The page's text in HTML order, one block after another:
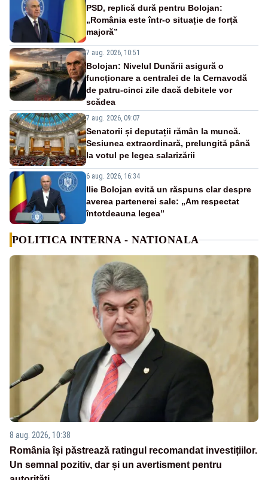
PSD, replică dură pentru Bolojan:
„România este într-o situație de forță
majoră”
7 aug. 2026, 10:51
Bolojan: Nivelul Dunării asigură o
funcționare a centralei de la Cernavodă
de patru-cinci zile dacă debitele vor
scădea
7 aug. 2026, 09:07
Senatorii și deputații rămân la muncă.
Sesiunea extraordinară, prelungită până
la votul pe legea salarizării
6 aug. 2026, 16:34
Ilie Bolojan evită un răspuns clar despre
averea partenerei sale: „Am respectat
întotdeauna legea”
POLITICA INTERNA - NATIONALA
8 aug. 2026, 10:38
România își păstrează ratingul recomandat investițiilor.
Un semnal pozitiv, dar și un avertisment pentru